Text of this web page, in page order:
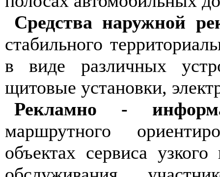
Средства наружной
стабильного
в виде различных
щитовые установки,
Рекламно -
маршрутного
объектах сервиса